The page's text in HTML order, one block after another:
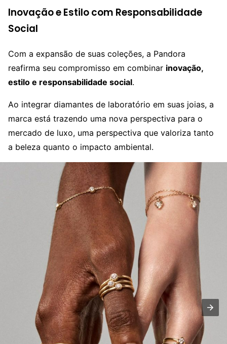
Inovação e Estilo com Responsabilidade
Social
Com a expansão de suas coleções, a Pandora
reafirma seu compromisso em combinar inovação,
estilo e responsabilidade social.
Ao integrar diamantes de laboratório em suas joias, a
marca está trazendo uma nova perspectiva para o
mercado de luxo, uma perspectiva que valoriza tanto
a beleza quanto o impacto ambiental.